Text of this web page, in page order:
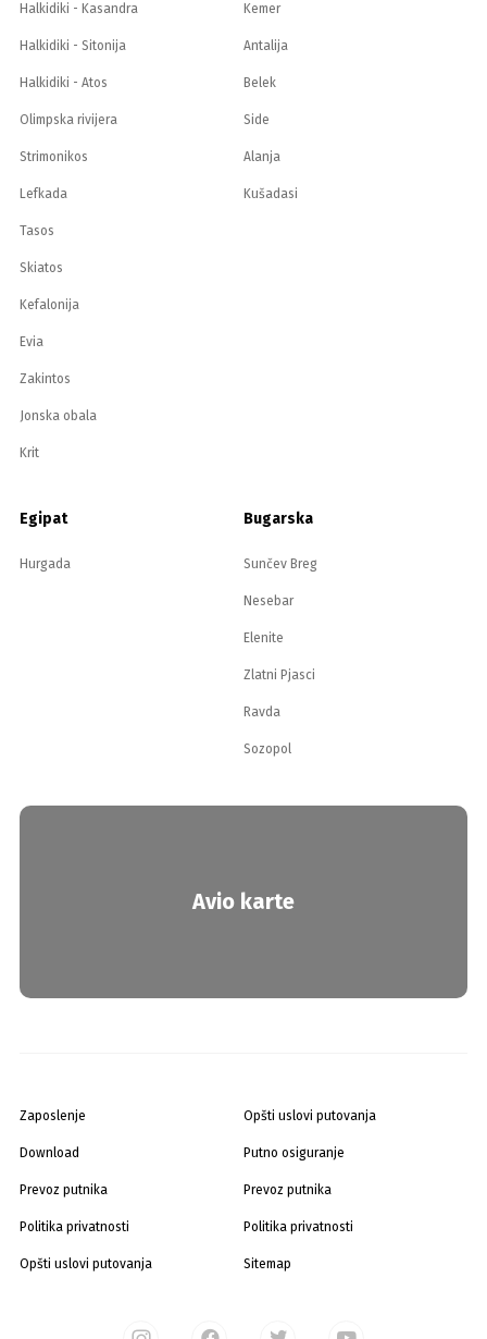
Halkidiki - Kasandra
Halkidiki - Sitonija
Halkidiki - Atos
Olimpska rivijera
Strimonikos
Lefkada
Tasos
Skiatos
Kefalonija
Evia
Zakintos
Jonska obala
Krit
Kemer
Antalija
Belek
Side
Alanja
Kušadasi
Egipat
Hurgada
Bugarska
Sunčev Breg
Nesebar
Elenite
Zlatni Pjasci
Ravda
Sozopol
Avio karte
Zaposlenje
Download
Prevoz putnika
Politika privatnosti
Opšti uslovi putovanja
Opšti uslovi putovanja
Putno osiguranje
Prevoz putnika
Politika privatnosti
Sitemap